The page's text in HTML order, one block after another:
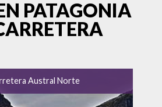
PATAGONIA
Austral Norte